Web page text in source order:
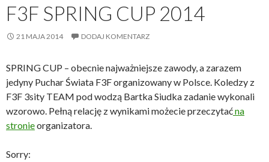
F3F SPRING CUP 2014
21 MAJA 2014 DODAJ KOMENTARZ
SPRING CUP – obecnie najważniejsze zawody, a zarazem
jedyny Puchar Świata F3F organizowany w Polsce. Koledzy z
F3F 3sity TEAM pod wodzą Bartka Siudka zadanie wykonali
wzorowo. Pełną relację z wynikami możecie przeczytaćna
stronieorganizatora.
Sorry: